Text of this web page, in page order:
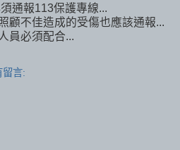
通報113保護專線...
顧不佳造成的受傷也應該通報...
員必須配合...
留言: